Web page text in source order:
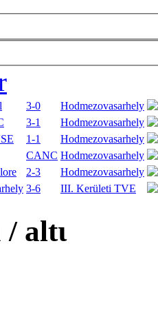
3-0
Hodmezovasarhely
3-1
Hodmezovasarhely
1-1
Hodmezovasarhely
CANC Hodmezovasarhely
2-3
Hodmezovasarhely
3-6 III. Kerületi TVE
altι